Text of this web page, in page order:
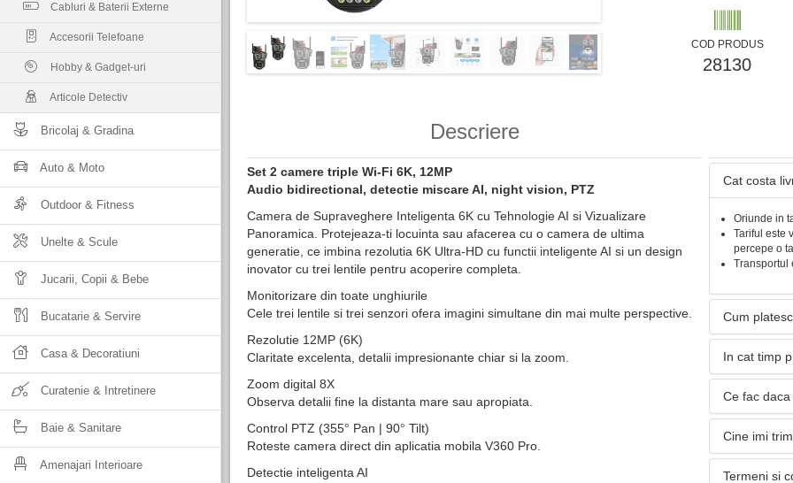
Cabluri & Baterii Externe
Accesorii Telefoane
Hobby & Gadget-uri
Articole Detectiv
Bricolaj & Gradina
Auto & Moto
Outdoor & Fitness
Unelte & Scule
Jucarii, Copii & Bebe
Bucatarie & Servire
Casa & Decoratiuni
Curatenie & Intretinere
Baie & Sanitare
Amenajari Interioare
COD PRODUS
28130
Descriere
Set 2 camere triple Wi-Fi 6K, 12MP
Audio bidirectional, detectie miscare AI, night vision, PTZ
Camera de Supraveghere Inteligenta 6K cu Tehnologie AI si Vizualizare
Panoramica. Protejeaza-ti locuinta sau afacerea cu o camera de ultima
generatie, ce imbina rezolutia 6K Ultra-HD cu functii inteligente AI si un design
inovator cu trei lentile pentru acoperire completa.
Monitorizare din toate unghiurile
Cele trei lentile si trei senzori ofera imagini simultane din mai multe perspective.
Rezolutie 12MP (6K)
Claritate excelenta, detalii impresionante chiar si la zoom.
Zoom digital 8X
Observa detalii fine la distanta mare sau apropiata.
Control PTZ (355° Pan | 90° Tilt)
Roteste camera direct din aplicatia mobila V360 Pro.
Detectie inteligenta AI
Cat costa
Oriunde in
Tariful este
percepe o
Transportul
Cum
In cat timp
Ce fac
Cine imi
Termeni si